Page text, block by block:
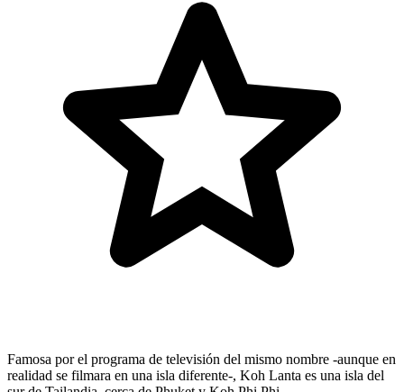
Famosa por el programa de televisión del mismo nombre -aunque en
realidad se filmara en una isla diferente-, Koh Lanta es una isla del